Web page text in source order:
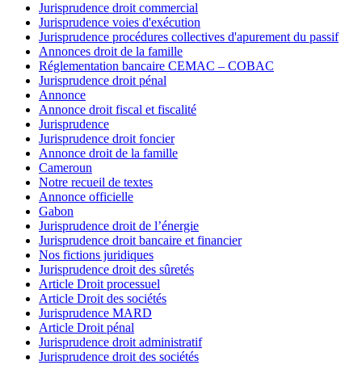
Jurisprudence droit commercial
Jurisprudence voies d'exécution
Jurisprudence procédures collectives d'apurement du passif
Annonces droit de la famille
Réglementation bancaire CEMAC – COBAC
Jurisprudence droit pénal
Annonce
Annonce droit fiscal et fiscalité
Jurisprudence
Jurisprudence droit foncier
Annonce droit de la famille
Cameroun
Notre recueil de textes
Annonce officielle
Gabon
Jurisprudence droit de l’énergie
Jurisprudence droit bancaire et financier
Nos fictions juridiques
Jurisprudence droit des sûretés
Article Droit processuel
Article Droit des sociétés
Jurisprudence MARD
Article Droit pénal
Jurisprudence droit administratif
Jurisprudence droit des sociétés